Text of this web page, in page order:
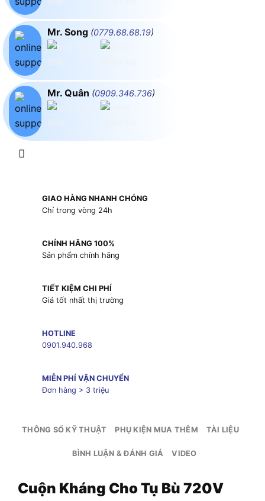
Mr. Song (0779.68.68.19)
Mr. Quân (0909.346.736)
GIAO HÀNG NHANH CHÓNG
Chỉ trong vòng 24h
CHÍNH HÃNG 100%
Sản phẩm chính hãng
TIẾT KIỆM CHI PHÍ
Giá tốt nhất thị trường
HOTLINE
0901.940.968
MIỄN PHÍ VẬN CHUYỂN
Đơn hàng > 3 triệu
THÔNG SỐ KỸ THUẬT PHỤ KIỆN MUA THÊM TÀI LIỆU
BÌNH LUẬN & ĐÁNH GIÁ VIDEO
Cuộn Kháng Cho Tụ Bù 720V